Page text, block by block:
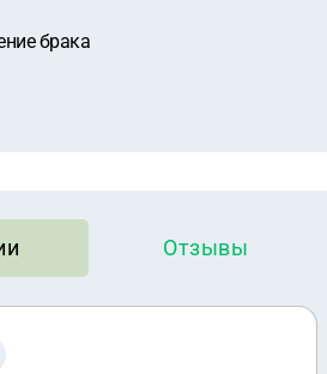
брака
Отзывы